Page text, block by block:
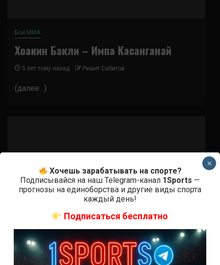
Бои ММА
Хоакин Бакли – Импа Касанганай
5 лет тому назад Решит Сабитов
(далее…)
Бои ММА
Хочешь зарабатывать на спорте?
Подписывайся на наш Telegram-канал 1Sports —
прогнозы на единоборства и другие виды спорта
каждый день!
Подписаться бесплатно
×